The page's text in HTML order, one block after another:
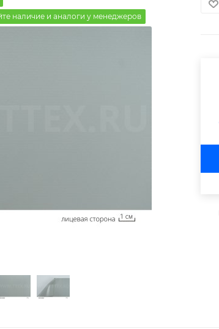
наличие и аналоги у менеджеров